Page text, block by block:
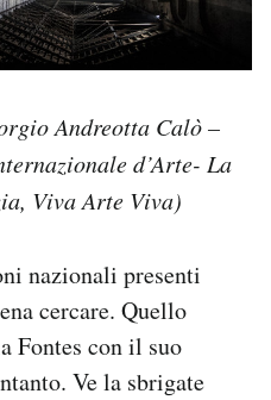
Andreotta Calò –
d’Arte- La
Viva Arte Viva)
nazionali presenti
cercare. Quello
Fontes con il suo
Ve la sbrigate